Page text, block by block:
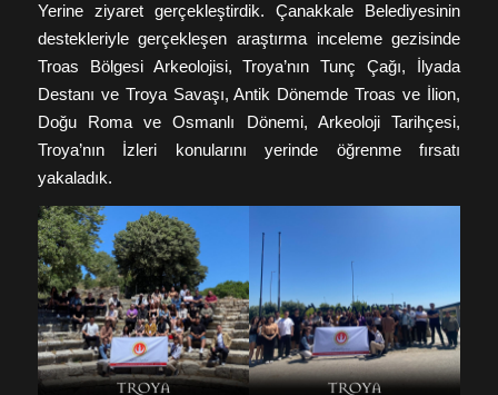
Yerine ziyaret gerçekleştirdik. Çanakkale Belediyesinin
destekleriyle gerçekleşen araştırma inceleme gezisinde
Troas Bölgesi Arkeolojisi, Troya’nın Tunç Çağı, İlyada
Destanı ve Troya Savaşı, Antik Dönemde Troas ve İlion,
Doğu Roma ve Osmanlı Dönemi, Arkeoloji Tarihçesi,
Troya’nın İzleri konularını yerinde öğrenme fırsatı
yakaladık.